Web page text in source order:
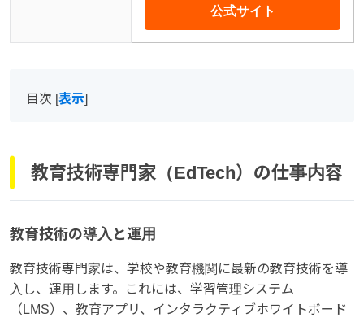
公式サイト
目次 [表示]
教育技術専門家（EdTech）の仕事内容
教育技術の導入と運用
教育技術専門家は、学校や教育機関に最新の教育技術を導
入し、運用します。これには、学習管理システム
（LMS）、教育アプリ、インタラクティブホワイトボード